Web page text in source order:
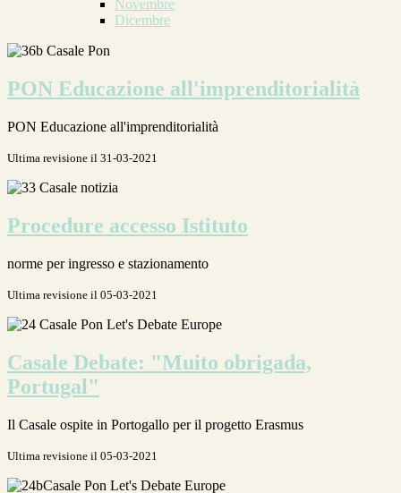
Novembre
Dicembre
PON Educazione all'imprenditorialità
PON Educazione all'imprenditorialità
Ultima revisione il 31-03-2021
Procedure accesso Istituto
norme per ingresso e stazionamento
Ultima revisione il 05-03-2021
Casale Debate: "Muito obrigada,
Portugal"
Il Casale ospite in Portogallo per il progetto Erasmus
Ultima revisione il 05-03-2021